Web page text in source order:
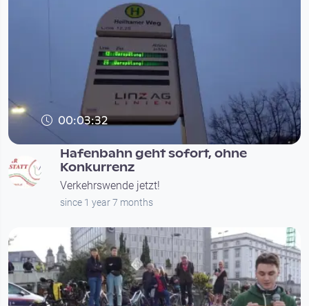
00:03:32
Hafenbahn geht sofort, ohne
Konkurrenz
Verkehrswende jetzt!
since 1 year 7 months